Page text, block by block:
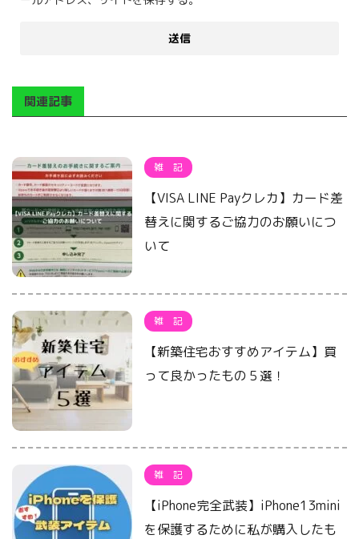
関連記事
雑 記
【VISA LINE Payクレカ】カード差
替えに関するご協力のお願いにつ
いて
雑 記
【新築住宅おすすめアイテム】買
って良かったもの５選！
雑 記
【iPhone完全武装】iPhone13mini
を保護するために私が購入したも